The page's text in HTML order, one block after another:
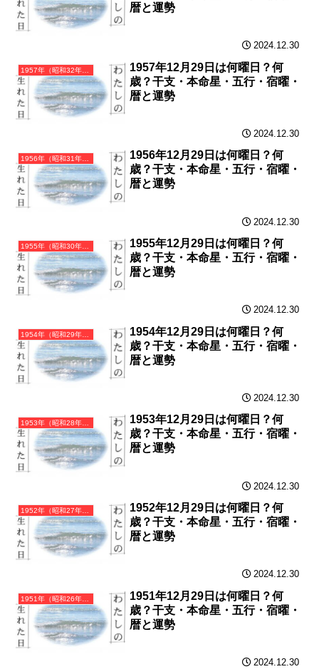
暦と運勢
2024.12.30
1957年（昭和32年）丁酉（ひのととり）・酉年（とり年）カレンダー（月曜はじまり）
1957年12月29日は何曜日？何
歳？干支・本命星・五行・宿曜・
暦と運勢
2024.12.30
1956年（昭和31年）丙申（ひのえさる）・申年（さる年）カレンダー（月曜はじまり）
1956年12月29日は何曜日？何
歳？干支・本命星・五行・宿曜・
暦と運勢
2024.12.30
1955年（昭和30年）乙未（きのとひつじ）・未年（ひつじ年）カレンダー（月曜はじまり）
1955年12月29日は何曜日？何
歳？干支・本命星・五行・宿曜・
暦と運勢
2024.12.30
1954年（昭和29年）甲午（きのえうま）・午年（うま年）カレンダー（月曜はじまり）
1954年12月29日は何曜日？何
歳？干支・本命星・五行・宿曜・
暦と運勢
2024.12.30
1953年（昭和28年）癸巳（みずのとみ）・巳年（へび年）カレンダー（月曜はじまり）
1953年12月29日は何曜日？何
歳？干支・本命星・五行・宿曜・
暦と運勢
2024.12.30
1952年（昭和27年）壬辰（みずのえたつ）・辰年（たつ年）カレンダー（月曜はじまり）
1952年12月29日は何曜日？何
歳？干支・本命星・五行・宿曜・
暦と運勢
2024.12.30
1951年（昭和26年）辛卯（かのとう）・卯年（うさぎ年）カレンダー（月曜はじまり）
1951年12月29日は何曜日？何
歳？干支・本命星・五行・宿曜・
暦と運勢
2024.12.30